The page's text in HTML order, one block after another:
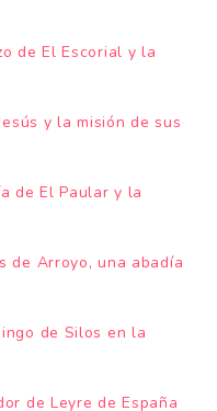
de El Escorial y la
y la misión de sus
de El Paular y la
de Arroyo, una abadía
de Silos en la
de Leyre de España